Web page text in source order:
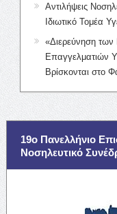
Αντιλήψεις
Ιδιωτικό Τομέα
«Διερεύνηση
Επαγγελματιών
Βρίσκονται στο
19ο Πανελλήνιο
Νοσηλευτικό